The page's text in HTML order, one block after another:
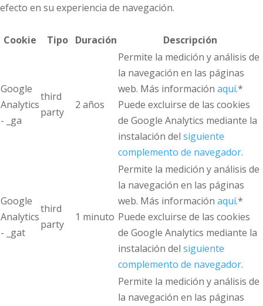
efecto en su experiencia de navegación.
Cookie Tipo Duración Descripción
Google
Analytics
- _ga
third
party
2 años
Permite la medición y análisis de
la navegación en las páginas
web. Más información aquí.*
Puede excluirse de las cookies
de Google Analytics mediante la
instalación del siguiente
complemento de navegador.
Google
Analytics
- _gat
third
party
1 minuto
Permite la medición y análisis de
la navegación en las páginas
web. Más información aquí.*
Puede excluirse de las cookies
de Google Analytics mediante la
instalación del siguiente
complemento de navegador.
Permite la medición y análisis de
la navegación en las páginas